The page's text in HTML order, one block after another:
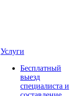
Услуги
Бесплатный
выезд
специалиста и